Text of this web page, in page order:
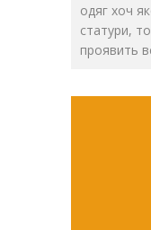
одяг хоч
статури,
проявить